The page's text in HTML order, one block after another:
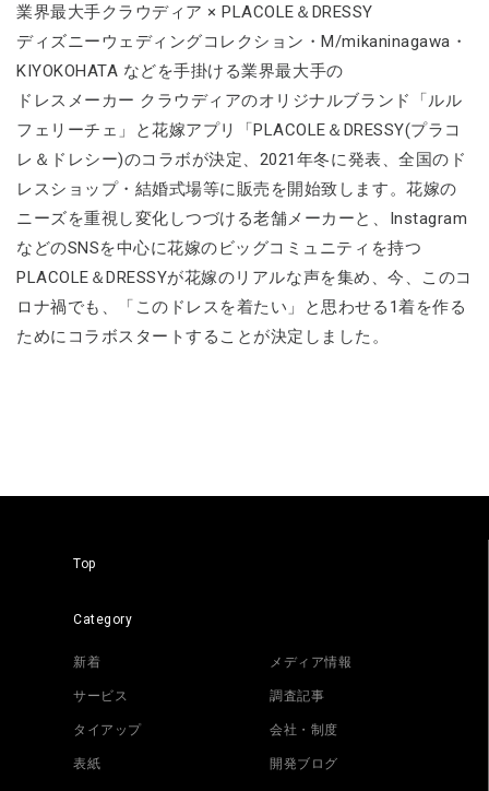
業界最大手クラウディア × PLACOLE＆DRESSY
ディズニーウェディングコレクション・M/mikaninagawa・
KIYOKOHATA などを手掛ける業界最大手の
ドレスメーカー クラウディアのオリジナルブランド「ルル
フェリーチェ」と花嫁アプリ「PLACOLE＆DRESSY(プラコ
レ＆ドレシー)のコラボが決定、2021年冬に発表、全国のド
レスショップ・結婚式場等に販売を開始致します。花嫁の
ニーズを重視し変化しつづける老舗メーカーと、Instagram
などのSNSを中心に花嫁のビッグコミュニティを持つ
PLACOLE＆DRESSYが花嫁のリアルな声を集め、今、このコ
ロナ禍でも、「このドレスを着たい」と思わせる1着を作る
ためにコラボスタートすることが決定しました。
Top
Category
新着 メディア情報
サービス 調査記事
タイアップ 会社・制度
表紙 開発ブログ